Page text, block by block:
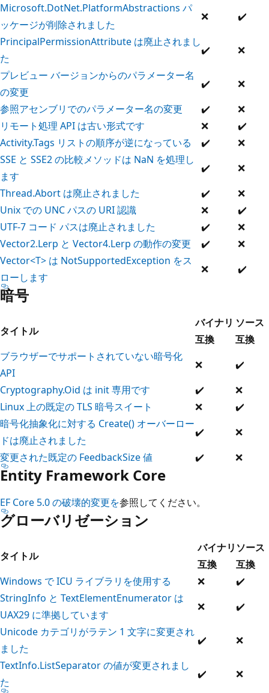
Microsoft.DotNet.PlatformAbstractions パ
ッケージが削除されました
❌
✔️
PrincipalPermissionAttribute は廃止されまし
た
✔️
❌
プレビュー バージョンからのパラメーター名
の変更
✔️
❌
参照アセンブリでのパラメーター名の変更
✔️
❌
リモート処理 API は古い形式です
❌
✔️
Activity.Tags リストの順序が逆になっている
✔️
❌
SSE と SSE2 の比較メソッドは NaN を処理し
ます
✔️
❌
Thread.Abort は廃止されました
✔️
❌
Unix での UNC パスの URI 認識
❌
✔️
UTF-7 コード パスは廃止されました
✔️
❌
Vector2.Lerp と Vector4.Lerp の動作の変更
✔️
❌
Vector<T> は NotSupportedException をス
ローします
❌ ✔️
暗号
タイトル
バイナリ
互換
ソース
互換
ブラウザーでサポートされていない暗号化
API
❌
✔️
Cryptography.Oid は init 専用です
✔️
❌
Linux 上の既定の TLS 暗号スイート
❌
✔️
暗号化抽象化に対する Create() オーバーロー
ドは廃止されました
✔️
❌
変更された既定の FeedbackSize 値
✔️ ❌
Entity Framework Core
EF Core 5.0 の破壊的変更を参照してください。
グローバリゼーション
タイトル
バイナリ
互換
ソース
互換
Windows で ICU ライブラリを使用する
❌
✔️
StringInfo と TextElementEnumerator は
UAX29 に準拠しています
❌
✔️
Unicode カテゴリがラテン 1 文字に変更され
ました
✔️
❌
TextInfo.ListSeparator の値が変更されまし
た
✔️ ❌